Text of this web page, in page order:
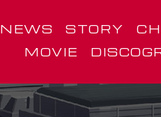
NEWS STORY
MOVIE